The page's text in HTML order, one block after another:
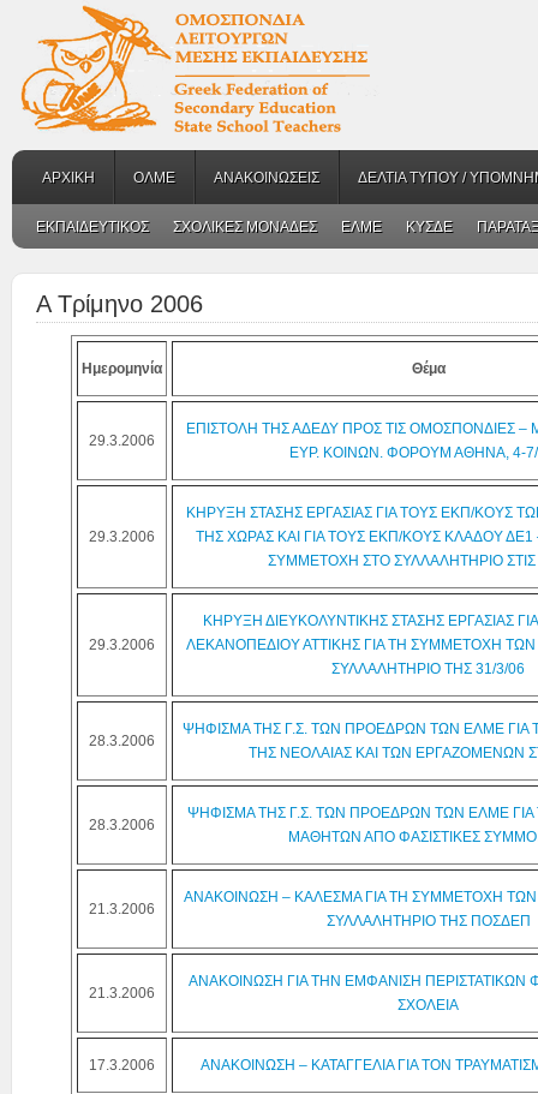
ΑΡΧΙΚΗ ΟΛΜΕ ΑΝΑΚΟΙΝΩΣΕΙΣ ΔΕΛΤΙΑ ΤΥΠΟΥ /
ΕΚΠΑΙΔΕΥΤΙΚΟΣ ΣΧΟΛΙΚΕΣ ΜΟΝΑΔΕΣ ΕΛΜΕ ΚΥΣΔΕ
Α Τρίμηνο 2006
Ημερομηνία Θέμα
29.3.2006
ΕΠΙΣΤΟΛΗ ΤΗΣ ΑΔΕΔΥ ΠΡΟΣ ΤΙΣ ΟΜΟΣΠΟΝΔΙΕΣ –
ΕΥΡ. ΚΟΙΝΩΝ. ΦΟΡΟΥΜ ΑΘΗΝΑ, 4-7/
29.3.2006
ΚΗΡΥΞΗ ΣΤΑΣΗΣ ΕΡΓΑΣΙΑΣ ΓΙΑ ΤΟΥΣ ΕΚΠ/ΚΟΥΣ
ΤΗΣ ΧΩΡΑΣ ΚΑΙ ΓΙΑ ΤΟΥΣ ΕΚΠ/ΚΟΥΣ ΚΛΑΔΟΥ ΔΕ1
ΣΥΜΜΕΤΟΧΗ ΣΤΟ ΣΥΛΛΑΛΗΤΗΡΙΟ ΣΤΙΣ
29.3.2006
ΚΗΡΥΞΗ ΔΙΕΥΚΟΛΥΝΤΙΚΗΣ ΣΤΑΣΗΣ ΕΡΓΑΣΙΑΣ
ΛΕΚΑΝΟΠΕΔΙΟΥ ΑΤΤΙΚΗΣ ΓΙΑ ΤΗ ΣΥΜΜΕΤΟΧΗ
ΣΥΛΛΑΛΗΤΗΡΙΟ ΤΗΣ 31/3/06
28.3.2006
ΨΗΦΙΣΜΑ ΤΗΣ Γ.Σ. ΤΩΝ ΠΡΟΕΔΡΩΝ ΤΩΝ ΕΛΜΕ ΓΙΑ
ΤΗΣ ΝΕΟΛΑΙΑΣ ΚΑΙ ΤΩΝ ΕΡΓΑΖΟΜΕΝΩΝ
28.3.2006
ΨΗΦΙΣΜΑ ΤΗΣ Γ.Σ. ΤΩΝ ΠΡΟΕΔΡΩΝ ΤΩΝ ΕΛΜΕ ΓΙΑ
ΜΑΘΗΤΩΝ ΑΠΟ ΦΑΣΙΣΤΙΚΕΣ
21.3.2006
ΑΝΑΚΟΙΝΩΣΗ – ΚΑΛΕΣΜΑ ΓΙΑ ΤΗ ΣΥΜΜΕΤΟΧΗ
ΣΥΛΛΑΛΗΤΗΡΙΟ ΤΗΣ ΠΟΣΔΕΠ
21.3.2006
ΑΝΑΚΟΙΝΩΣΗ ΓΙΑ ΤΗΝ ΕΜΦΑΝΙΣΗ ΠΕΡΙΣΤΑΤΙΚΩΝ
ΣΧΟΛΕΙΑ
17.3.2006 ΑΝΑΚΟΙΝΩΣΗ – ΚΑΤΑΓΓΕΛΙΑ ΓΙΑ ΤΟΝ